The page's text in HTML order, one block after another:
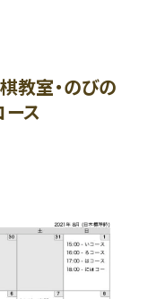
教室・のびの
ース